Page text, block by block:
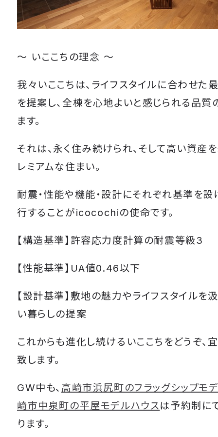
～ いここちの理念 ～
我々いここちは、ライフスタイルに合わせた
を提案し、全棟を心地よいと感じられる品質
ます。
それは、永く住み続けられ、そして高い資産
レミアムな住まい。
耐震・性能や機能・設計にそれぞれ基準を設
行することがicocochiの使命です。
【構造基準】許容応力度計算の耐震等級3
【性能基準】UA値0.46以下
【設計基準】敷地の魅力やライフスタイルを
い暮らしの提案
これからも進化し続けるいここちをどうぞ、
致します。
GW中も、 高崎市浜尻町のフラッグシップモ
崎市中泉町の平屋モデルハウスは予約制に
ります。